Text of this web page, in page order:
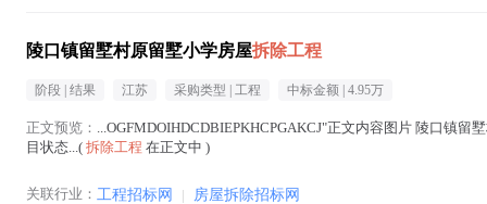
陵口镇留墅村原留墅小学房屋拆除工程
阶段 | 结果 江苏 采购类型 | 工程 中标金额 | 4.95万
正文预览： ...OGFMDOIHDCDBIEPKHCPGAKCJ"正文内容图片 陵口镇留
目状态...( 拆除工程 在正文中 )
关联行业： 工程招标网 | 房屋拆除招标网